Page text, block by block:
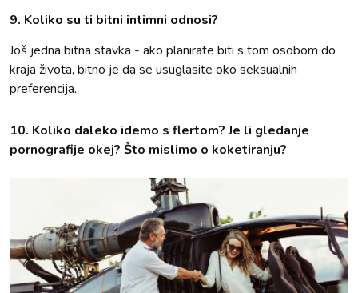
9. Koliko su ti bitni intimni odnosi?
Još jedna bitna stavka - ako planirate biti s tom osobom do
kraja života, bitno je da se usuglasite oko seksualnih
preferencija.
10. Koliko daleko idemo s flertom? Je li gledanje
pornografije okej? Što mislimo o koketiranju?